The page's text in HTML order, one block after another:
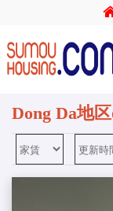
Dong Da地